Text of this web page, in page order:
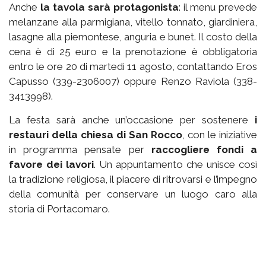
Anche la tavola sarà protagonista: il menu prevede
melanzane alla parmigiana, vitello tonnato, giardiniera,
lasagne alla piemontese, anguria e bunet. Il costo della
cena è di 25 euro e la prenotazione è obbligatoria
entro le ore 20 di martedì 11 agosto, contattando Eros
Capusso (339-2306007) oppure Renzo Raviola (338-
3413998).
La festa sarà anche un’occasione per sostenere i
restauri della chiesa di San Rocco , con le iniziative
in programma pensate per raccogliere fondi a
favore dei lavori. Un appuntamento che unisce così
la tradizione religiosa, il piacere di ritrovarsi e l’impegno
della comunità per conservare un luogo caro alla
storia di Portacomaro.